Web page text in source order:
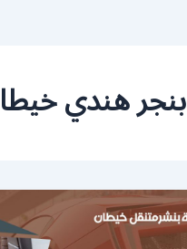
بنجر هندي